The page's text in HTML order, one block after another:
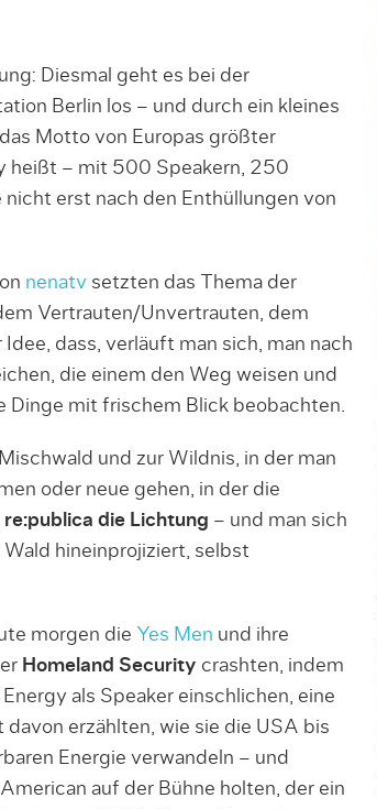
Diesmal geht es bei der
Berlin los – und durch ein kleines
Motto von Europas größter
heißt – mit 500 Speakern, 250
erst nach den Enthüllungen von
nenatv setzten das Thema der
Vertrauten/Unvertrauten, dem
dass, verläuft man sich, man nach
die einem den Weg weisen und
Dinge mit frischem Blick beobachten.
und zur Wildnis, in der man
oder neue gehen, in der die
re:publica die Lichtung – und man sich
hineinprojiziert, selbst
morgen die Yes Men und ihre
Homeland Security crashten, indem
als Speaker einschlichen, eine
erzählten, wie sie die USA bis
Energie verwandeln – und
auf der Bühne holten, der ein